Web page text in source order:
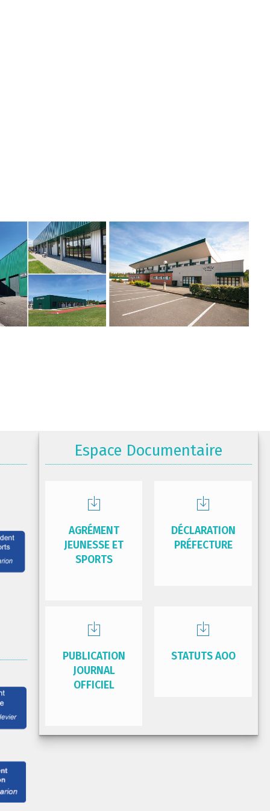
Espace Documentaire
AGRÉMENT
JEUNESSE ET
SPORTS
DÉCLARATION
PRÉFECTURE
PUBLICATION
JOURNAL
OFFICIEL
STATUTS AOO